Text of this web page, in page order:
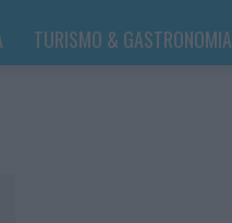
TURISMO & GASTRONOMIA